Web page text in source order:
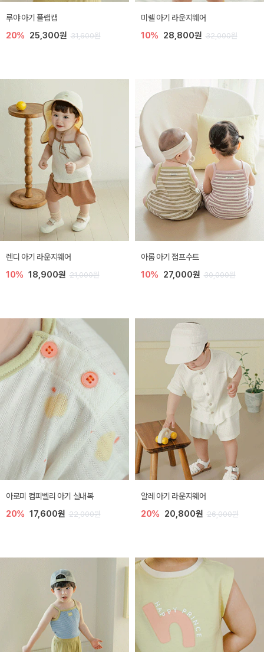
루야 아기 플랩캡
20% 25,300원 31,600원
미렐 아기 라운지웨어
10% 28,800원 32,000원
렌디 아기 라운지웨어
10% 18,900원 21,000원
아롬 아기 점프수트
10% 27,000원 30,000원
아로미 컴피벨리 아기 실내복
20% 17,600원 22,000원
알레 아기 라운지웨어
20% 20,800원 26,000원